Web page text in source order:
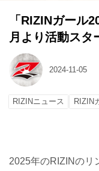
「RIZINガール
月より活動スタ
2024-11-05
RIZINニュース RIZIN
2025年のRIZINのリ